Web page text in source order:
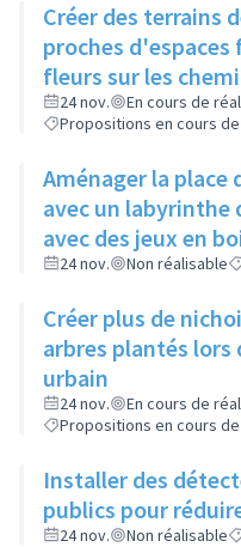
Créer des terrains
proches d'espaces
fleurs sur les
immeubles
24 nov.
En cours de
Propositions en cours
Aménager la place
avec un labyrinthe
avec des jeux en
24 nov. Non réalisable
Créer plus de nichoirs dans les nouveaux
arbres plantés
urbain
24 nov.
En cours de
Propositions en cours
Installer des
publics pour
24 nov. Non réalisable